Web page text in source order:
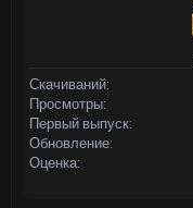
Скачиваний
Просмотры
Первый выпуск
Обновление
Оценка